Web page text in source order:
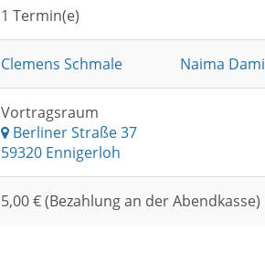
1 Termin(e)
Clemens Schmale Naima Dami
Vortragsraum
Berliner Straße 37
59320 Ennigerloh
5,00 € (Bezahlung an der Abendkasse)